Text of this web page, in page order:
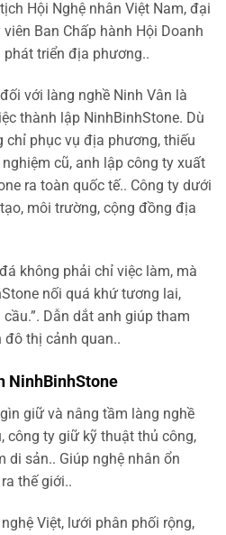
Hội Nghệ nhân Việt Nam, đại
Ban Chấp hành Hội Doanh
phát triển địa phương..
với làng nghề Ninh Vân là
thành lập NinhBinhStone. Dù
chỉ phục vụ địa phương, thiếu
cũ, anh lập công ty xuất
ra toàn quốc tế.. Công ty dưới
môi trường, cộng đồng địa
không phải chỉ việc làm, mà
nối quá khứ tương lai,
Dẫn dắt anh giúp tham
thị cảnh quan..
NinhBinhStone
giữ và nâng tầm làng nghề
công ty giữ kỹ thuật thủ công,
di sản.. Giúp nghệ nhân ổn
thế giới..
Việt, lưới phân phối rộng,